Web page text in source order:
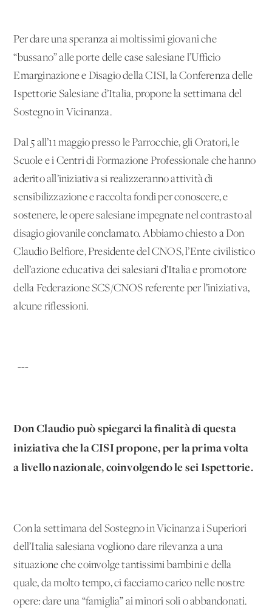
Per dare una speranza ai moltissimi giovani che
“bussano” alle porte delle case salesiane l’Ufficio
Emarginazione e Disagio della CISI, la Conferenza delle
Ispettorie Salesiane d’Italia, propone la settimana del
Sostegno in Vicinanza.
Dal 5 all’11 maggio presso le Parrocchie, gli Oratori, le
Scuole e i Centri di Formazione Professionale che hanno
aderito all’iniziativa si realizzeranno attività di
sensibilizzazione e raccolta fondi per conoscere, e
sostenere, le opere salesiane impegnate nel contrasto al
disagio giovanile conclamato. Abbiamo chiesto a Don
Claudio Belfiore, Presidente del CNOS, l’Ente civilistico
dell’azione educativa dei salesiani d’Italia e promotore
della Federazione SCS/CNOS referente per l’iniziativa,
alcune riflessioni.
---
Don Claudio può spiegarci la finalità di questa
iniziativa che la CISI propone, per la prima volta
a livello nazionale, coinvolgendo le sei Ispettorie.
Con la settimana del Sostegno in Vicinanza i Superiori
dell’Italia salesiana vogliono dare rilevanza a una
situazione che coinvolge tantissimi bambini e della
quale, da molto tempo, ci facciamo carico nelle nostre
opere: dare una “famiglia” ai minori soli o abbandonati.